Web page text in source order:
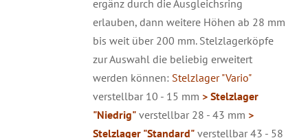
ergänz durch die Ausgleichsring
erlauben, dann weitere Höhen ab 28 mm
bis weit über 200 mm. Stelzlagerköpfe
zur Auswahl die beliebig erweitert
werden können: Stelzlager "Vario"
verstellbar 10 - 15 mm > Stelzlager
"Niedrig"verstellbar 28 - 43 mm >
Stelzlager "Standard"verstellbar 43 - 58